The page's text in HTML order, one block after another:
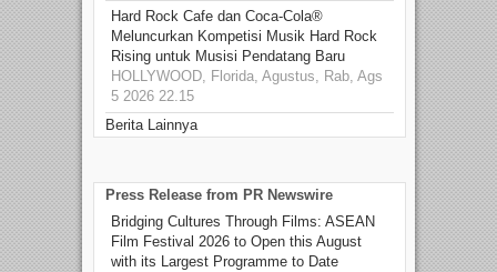
Hard Rock Cafe dan Coca-Cola®
Meluncurkan Kompetisi Musik Hard Rock
Rising untuk Musisi Pendatang Baru
HOLLYWOOD, Florida, Agustus, Rab, Ags
5 2026 22.15
Berita Lainnya
Press Release from PR Newswire
Bridging Cultures Through Films: ASEAN
Film Festival 2026 to Open this August
with its Largest Programme to Date